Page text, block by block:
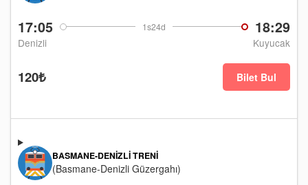
17:05 1s24d 18:29
Denizli Kuyucak
120₺ Bilet Bul
BASMANE-DENIZLI TRENI
(Basmane-Denizli Güzergahı)